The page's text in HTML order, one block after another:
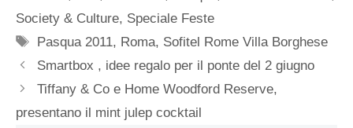
Society & Culture, Speciale Feste
Tag
Pasqua 2011, Roma, Sofitel Rome Villa Borghese
Smartbox , idee regalo per il ponte del 2 giugno
Tiffany & Co e Home Woodford Reserve,
presentano il mint julep cocktail